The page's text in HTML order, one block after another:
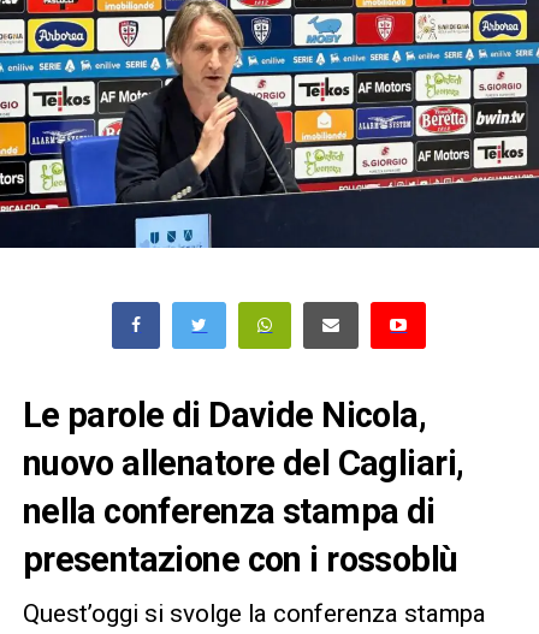
Le parole di Davide Nicola,
nuovo allenatore del Cagliari,
nella conferenza stampa di
presentazione con i rossoblù
Quest’oggi si svolge la conferenza stampa